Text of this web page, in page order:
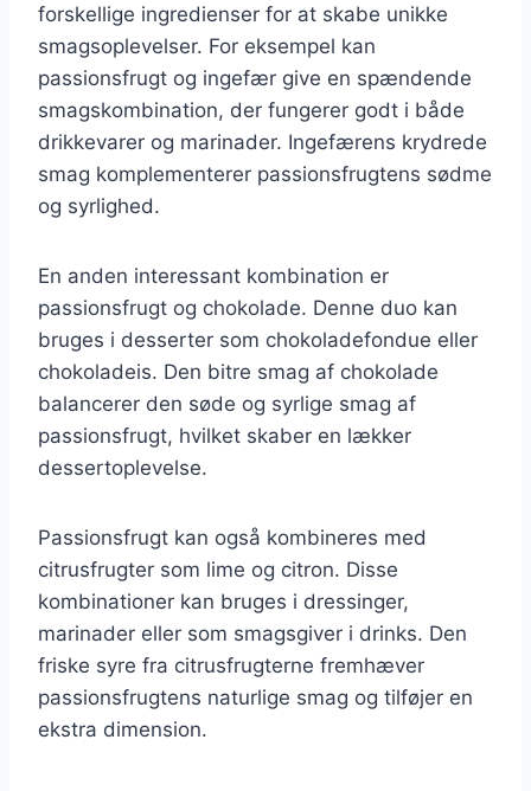
forskellige ingredienser for at skabe unikke
smagsoplevelser. For eksempel kan
passionsfrugt og ingefær give en spændende
smagskombination, der fungerer godt i både
drikkevarer og marinader. Ingefærens krydrede
smag komplementerer passionsfrugtens sødme
og syrlighed.
En anden interessant kombination er
passionsfrugt og chokolade. Denne duo kan
bruges i desserter som chokoladefondue eller
chokoladeis. Den bitre smag af chokolade
balancerer den søde og syrlige smag af
passionsfrugt, hvilket skaber en lækker
dessertoplevelse.
Passionsfrugt kan også kombineres med
citrusfrugter som lime og citron. Disse
kombinationer kan bruges i dressinger,
marinader eller som smagsgiver i drinks. Den
friske syre fra citrusfrugterne fremhæver
passionsfrugtens naturlige smag og tilføjer en
ekstra dimension.